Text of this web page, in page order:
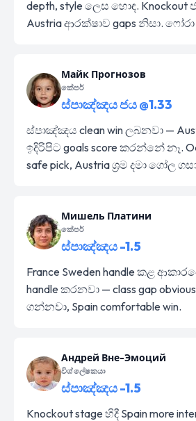
depth, style ලෙස හොඳ. Knockout
Austria ආරක්ෂාව gaps නිසා.
Майк Прогнозов
කේපර්
ස්පාඤ්ඤය ජය @1.33
ස්පාඤ්ඤය clean win ලබනවා —
ඉදිරිපිට goals score කරන්නේ නෑ.
safe pick, Austria ශ්‍රම දමා ගෝල
Мишель Платини
කේපර්
ස්පාඤ්ඤය -1.5
France Sweden handle කළ
handle කරනවා — class gap
ගන්නවා, Spain comfortable win.
Андрей Вне-Эмоций
විශ්ලේෂකයා
ස්පාඤ්ඤය -1.5
Knockout stage හිදී Spain more